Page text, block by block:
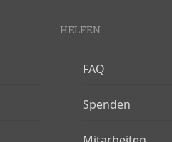
HELFEN
FAQ
Spenden